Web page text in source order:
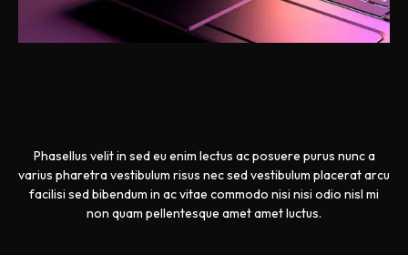
Phasellus velit in sed eu enim lectus ac posuere purus nunc a
varius pharetra vestibulum risus nec sed vestibulum placerat arcu
facilisi sed bibendum in ac vitae commodo nisi nisi odio nisl mi
non quam pellentesque amet amet luctus.